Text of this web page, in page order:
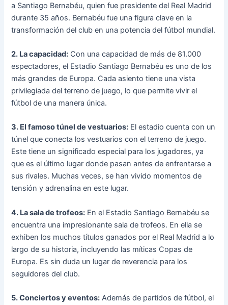
a Santiago Bernabéu, quien fue presidente del Real Madrid
durante 35 años. Bernabéu fue una figura clave en la
transformación del club en una potencia del fútbol mundial.
2. La capacidad: Con una capacidad de más de 81.000
espectadores, el Estadio Santiago Bernabéu es uno de los
más grandes de Europa. Cada asiento tiene una vista
privilegiada del terreno de juego, lo que permite vivir el
fútbol de una manera única.
3. El famoso túnel de vestuarios: El estadio cuenta con un
túnel que conecta los vestuarios con el terreno de juego.
Este tiene un significado especial para los jugadores, ya
que es el último lugar donde pasan antes de enfrentarse a
sus rivales. Muchas veces, se han vivido momentos de
tensión y adrenalina en este lugar.
4. La sala de trofeos: En el Estadio Santiago Bernabéu se
encuentra una impresionante sala de trofeos. En ella se
exhiben los muchos títulos ganados por el Real Madrid a lo
largo de su historia, incluyendo las míticas Copas de
Europa. Es sin duda un lugar de reverencia para los
seguidores del club.
5. Conciertos y eventos: Además de partidos de fútbol, el